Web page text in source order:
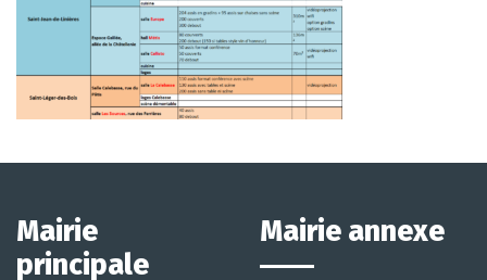
Mairie
principale
Mairie annexe